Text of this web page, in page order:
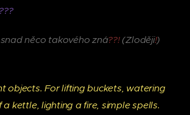
něco takového zná??! (Zloději!)
objects. For lifting buckets, watering
kettle, lighting a fire, simple spells.